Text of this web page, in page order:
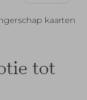
kaarten
tot